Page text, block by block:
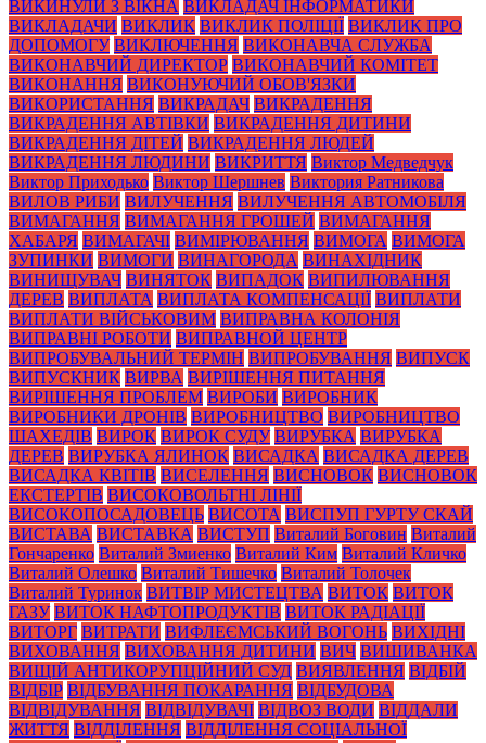
ВИКИНУЛИ З ВІКНА ВИКЛАДАЧ ІНФОРМАТИКИ
ВИКЛАДАЧИ ВИКЛИК ВИКЛИК ПОЛІЦІЇ ВИКЛИК ПРО
ДОПОМОГУ ВИКЛЮЧЕННЯ ВИКОНАВЧА СЛУЖБА
ВИКОНАВЧИЙ ДИРЕКТОР ВИКОНАВЧИЙ КОМІТЕТ
ВИКОНАННЯ ВИКОНУЮЧИЙ ОБОВ'ЯЗКИ
ВИКОРИСТАННЯ ВИКРАДАЧ ВИКРАДЕННЯ
ВИКРАДЕННЯ АВТІВКИ ВИКРАДЕННЯ ДИТИНИ
ВИКРАДЕННЯ ДІТЕЙ ВИКРАДЕННЯ ЛЮДЕЙ
ВИКРАДЕННЯ ЛЮДИНИ ВИКРИТТЯ Виктор Медведчук
Виктор Приходько Виктор Шершнев Виктория Ратникова
ВИЛОВ РИБИ ВИЛУЧЕННЯ ВИЛУЧЕННЯ АВТОМОБІЛЯ
ВИМАГАННЯ ВИМАГАННЯ ГРОШЕЙ ВИМАГАННЯ
ХАБАРЯ ВИМАГАЧІ ВИМІРЮВАННЯ ВИМОГА ВИМОГА
ЗУПИНКИ ВИМОГИ ВИНАГОРОДА ВИНАХІДНИК
ВИНИЩУВАЧ ВИНЯТОК ВИПАДОК ВИПИЛЮВАННЯ
ДЕРЕВ ВИПЛАТА ВИПЛАТА КОМПЕНСАЦІЇ ВИПЛАТИ
ВИПЛАТИ ВІЙСЬКОВИМ ВИПРАВНА КОЛОНІЯ
ВИПРАВНІ РОБОТИ ВИПРАВНОЙ ЦЕНТР
ВИПРОБУВАЛЬНИЙ ТЕРМІН ВИПРОБУВАННЯ ВИПУСК
ВИПУСКНИК ВИРВА ВИРІШЕННЯ ПИТАННЯ
ВИРІШЕННЯ ПРОБЛЕМ ВИРОБИ ВИРОБНИК
ВИРОБНИКИ ДРОНІВ ВИРОБНИЦТВО ВИРОБНИЦТВО
ШАХЕДІВ ВИРОК ВИРОК СУДУ ВИРУБКА ВИРУБКА
ДЕРЕВ ВИРУБКА ЯЛИНОК ВИСАДКА ВИСАДКА ДЕРЕВ
ВИСАДКА КВІТІВ ВИСЕЛЕННЯ ВИСНОВОК ВИСНОВОК
ЕКСТЕРТІВ ВИСОКОВОЛЬТНІ ЛІНІЇ
ВИСОКОПОСАДОВЕЦЬ ВИСОТА ВИСПУП ГУРТУ СКАЙ
ВИСТАВА ВИСТАВКА ВИСТУП Виталий Боговин Виталий
Гончаренко Виталий Змиенко Виталий Ким Виталий Кличко
Виталий Олешко Виталий Тишечко Виталий Толочек
Виталий Туринок ВИТВІР МИСТЕЦТВА ВИТОК ВИТОК
ГАЗУ ВИТОК НАФТОПРОДУКТІВ ВИТОК РАДІАЦІЇ
ВИТОРГ ВИТРАТИ ВИФЛЕЄМСЬКИЙ ВОГОНЬ ВИХІДНІ
ВИХОВАННЯ ВИХОВАННЯ ДИТИНИ ВИЧ ВИШИВАНКА
ВИЩІЙ АНТИКОРУПЦІЙНИЙ СУД ВИЯВЛЕННЯ ВІДБІЙ
ВІДБІР ВІДБУВАННЯ ПОКАРАННЯ ВІДБУДОВА
ВІДВІДУВАННЯ ВІДВІДУВАЧІ ВІДВОЗ ВОДИ ВІДДАЛИ
ЖИТТЯ ВІДДІЛЕННЯ ВІДДІЛЕННЯ СОЦІАЛЬНОЇ